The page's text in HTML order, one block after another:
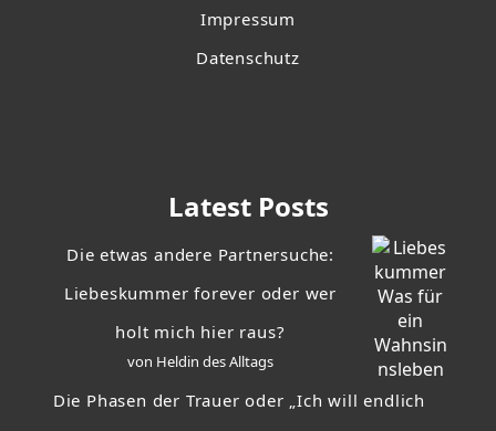
Impressum
Datenschutz
Latest Posts
Die etwas andere Partnersuche:
Liebeskummer forever oder wer
holt mich hier raus?
von Heldin des Alltags
Die Phasen der Trauer oder „Ich will endlich